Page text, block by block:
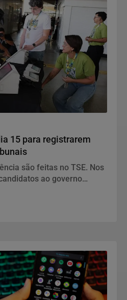
15 para registrarem
são feitas no TSE. Nos
ao governo
e distrital.